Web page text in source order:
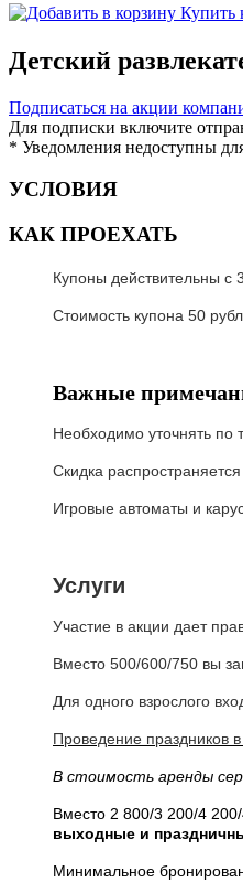
Купить
Детский
Подписаться на акции
Для подписки включите
* Уведомления недоступны
УСЛОВИЯ
КАК ПРОЕХАТЬ
Купоны действительны с
Стоимость купона 50
Важные
Необходимо уточнять по
Скидка
Игровые автоматы и
Услуги
Участие в акции дает
Вместо 500/600/750 вы
Для одного взрослого
Проведение праздников в
В стоимость аренды
Вместо 2 800/3 200/4
выходные и
Минимальное